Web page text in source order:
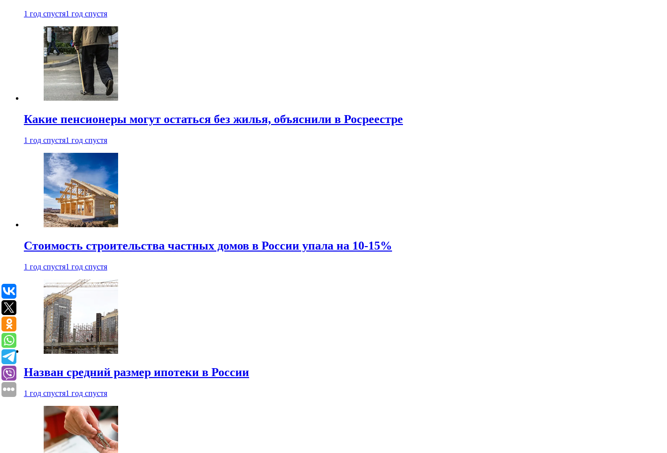
1 год спустя1 год спустя
Какие пенсионеры могут остаться без жилья, объяснили в Росреестре
1 год спустя1 год спустя
Стоимость строительства частных домов в России упала на 10-15%
1 год спустя1 год спустя
Назван средний размер ипотеки в России
1 год спустя1 год спустя